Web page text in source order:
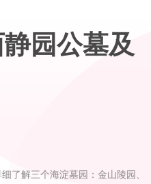
园公墓及
了解三个海淀墓园：金山陵园、